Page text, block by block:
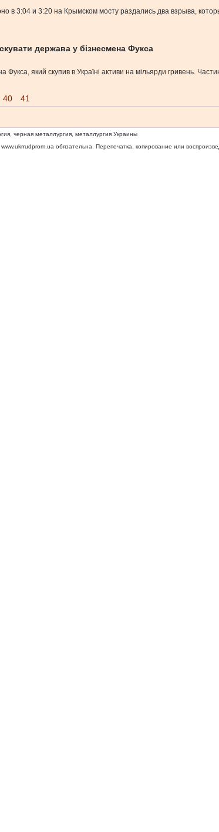
в 3:04 и 3:20 на Крымском мосту раздались два взрыва,
держава у бізнесмена Фукса
Фукса, який скупив в Україні активи на мільярди гривень.
40 41
черная металлургия, металлургия Украины
www.ukrrudprom.ua обязательна. Перепечатка, копирование или